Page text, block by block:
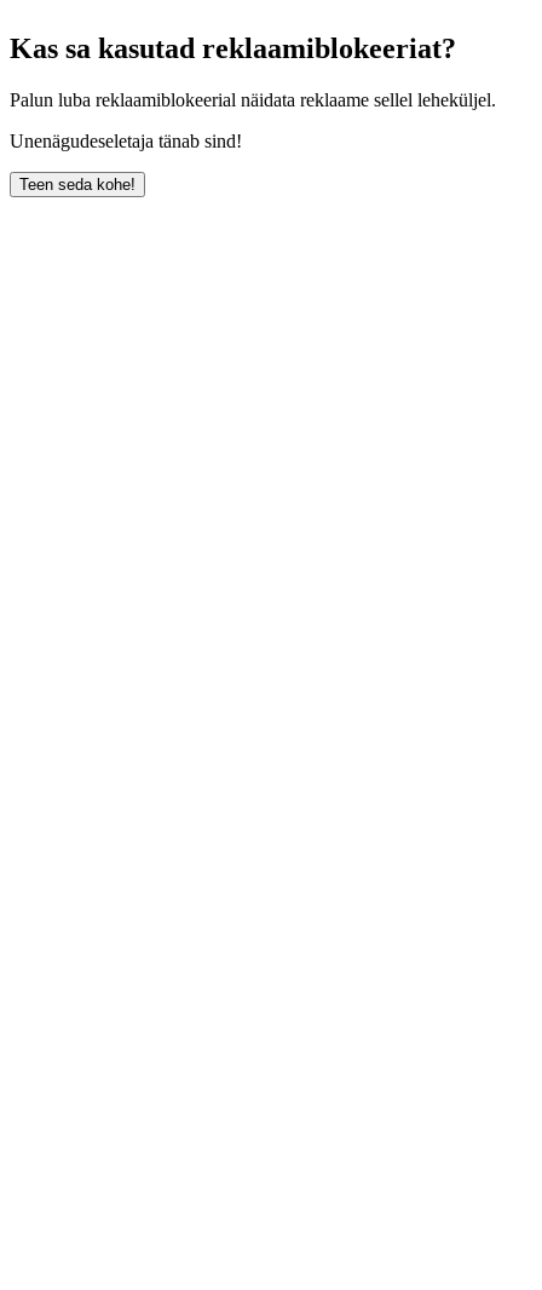
Kas sa kasutad reklaamiblokeeriat?
Palun luba reklaamiblokeerial näidata reklaame sellel leheküljel.
Unenägudeseletaja tänab sind!
Teen seda kohe!